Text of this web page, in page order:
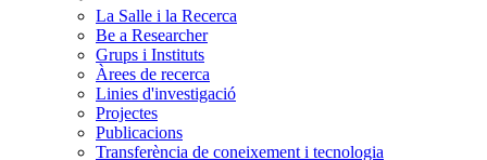
La Salle i la Recerca
Be a Researcher
Grups i Instituts
Àrees de recerca
Linies d'investigació
Projectes
Publicacions
Transferència de coneixement i tecnologia